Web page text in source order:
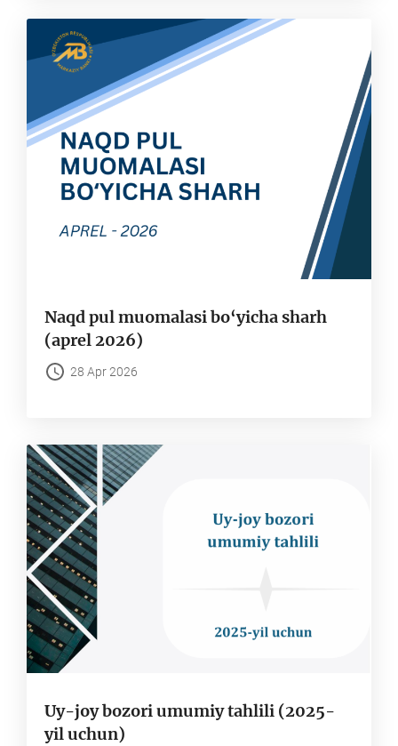
Naqd pul muomalasi bo‘yicha sharh
(aprel 2026)
28 Apr 2026
Uy-joy bozori umumiy tahlili (2025-
yil uchun)